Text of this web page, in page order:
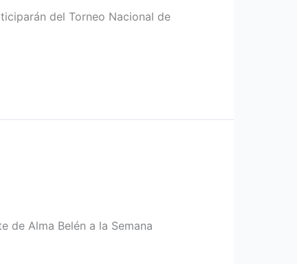
del Torneo Nacional de
de Alma Belén a la Semana